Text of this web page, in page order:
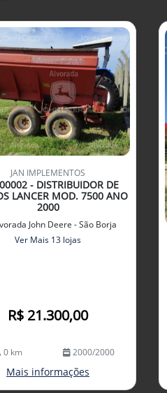
JAN IMPLEMENTOS
- DISTRIBUIDOR DE
LANCER MOD. 7500 ANO
2000
John Deere - São Borja
Ver Mais 13 lojas
R$ 21.300,00
0 km 2000/2000
Mais informações